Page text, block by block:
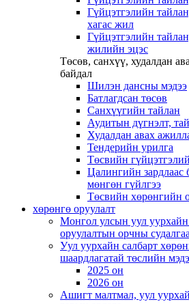
Гүйцэтгэлийн
хагас жил
Гүйцэтгэлийн
жилийн эцэс
Төсөв, санхүү, худалдан
байдал
Шилэн дансны мэдээ
Батлагдсан төсөв
Санхүүгийн тайлан
Аудитын дүгнэлт,
Худалдан авах
Тендерийн урилга
Төсвийн
Цалингийн зардлаас
мөнгөн гүйлгээ
Төсвийн хөрөнгийн
хөрөнгө оруулалт
Монгол улсын уул
оруулалтын орчны судалгаа
Уул уурхайн салбарт
шаардлагатай төслийн
2025 он
2026 он
Ашигт малтмал, уул